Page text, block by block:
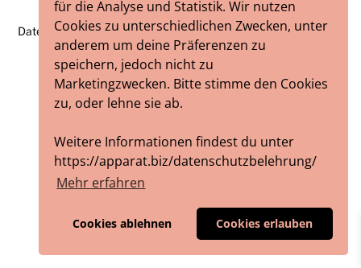
für die Analyse und Statistik. Wir nutzen
Cookies zu unterschiedlichen Zwecken, unter
anderem um deine Präferenzen zu
speichern, jedoch nicht zu
Marketingzwecken. Bitte stimme den Cookies
zu, oder lehne sie ab.
Weitere Informationen findest du unter
https://apparat.biz/datenschutzbelehrung/
Mehr erfahren
Cookies ablehnen Cookies erlauben
Datenschutzbelehrung Impressum/ Webworks byblumeblau